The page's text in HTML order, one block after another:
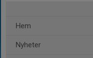
Hem
Nyheter